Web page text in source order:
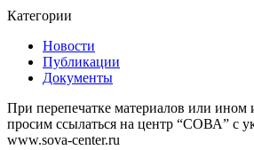
Категории
Новости
Публикации
Документы
При перепечатке материалов или ином
просим ссылаться на центр “СОВА” с
www.sova-center.ru